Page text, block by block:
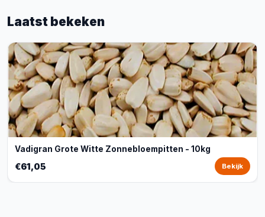
Laatst bekeken
Vadigran Grote Witte Zonnebloempitten - 10kg
€61,05 Bekijk